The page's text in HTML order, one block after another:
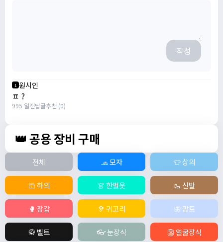
작성
1 원시인
ㅍ ?
995 일전답글추천 (0)
👑 공용 장비 구매
전체 🧢 모자 👕 상의
🩳 하의 👗 한벌옷 🥾 신발
🥊 장갑 🦻 귀고리 🦋 망토
🥋 벨트 👓 눈장식 👺 얼굴장식